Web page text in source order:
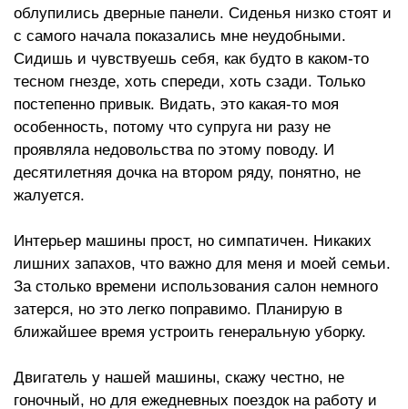
облупились дверные панели. Сиденья низко стоят и
с самого начала показались мне неудобными.
Сидишь и чувствуешь себя, как будто в каком-то
тесном гнезде, хоть спереди, хоть сзади. Только
постепенно привык. Видать, это какая-то моя
особенность, потому что супруга ни разу не
проявляла недовольства по этому поводу. И
десятилетняя дочка на втором ряду, понятно, не
жалуется.
Интерьер машины прост, но симпатичен. Никаких
лишних запахов, что важно для меня и моей семьи.
За столько времени использования салон немного
затерся, но это легко поправимо. Планирую в
ближайшее время устроить генеральную уборку.
Двигатель у нашей машины, скажу честно, не
гоночный, но для ежедневных поездок на работу и